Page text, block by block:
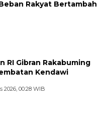
Rakyat Bertambah
RI Gibran Rakabuming
Kendawi
2026, 00:28 WIB